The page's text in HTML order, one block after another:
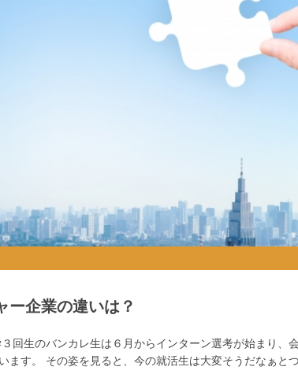
ー企業の違いは？
回生のバンカレ生は６月からインターン選考が始まり、
ます。 その姿を見ると、今の就活生は大変そうだなぁと